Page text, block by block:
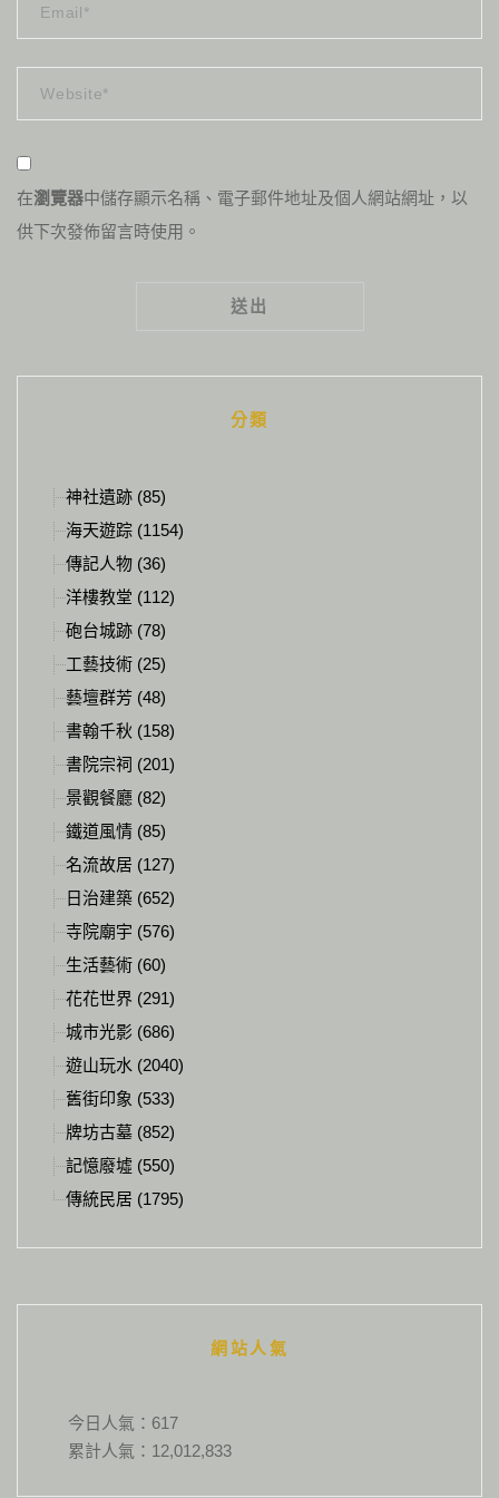
在瀏覽器中儲存顯示名稱、電子郵件地址及個人網站網址，以
供下次發佈留言時使用。
分類
神社遺跡 (85)
海天遊踪 (1154)
傳記人物 (36)
洋樓教堂 (112)
砲台城跡 (78)
工藝技術 (25)
藝壇群芳 (48)
書翰千秋 (158)
書院宗祠 (201)
景觀餐廳 (82)
鐵道風情 (85)
名流故居 (127)
日治建築 (652)
寺院廟宇 (576)
生活藝術 (60)
花花世界 (291)
城市光影 (686)
遊山玩水 (2040)
舊街印象 (533)
牌坊古墓 (852)
記憶廢墟 (550)
傳統民居 (1795)
網站人氣
今日人氣： 617
累計人氣： 12,012,833